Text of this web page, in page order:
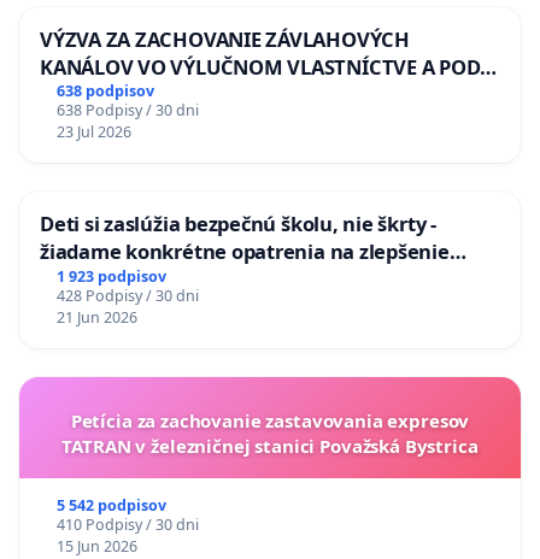
VÝZVA ZA ZACHOVANIE ZÁVLAHOVÝCH
KANÁLOV VO VÝLUČNOM VLASTNÍCTVE A POD
KONTROLOU SLOVENSKEJ REPUBLIKY & žiadosť
na riešenie zanedbaného stavu závlahových a
odvodňovacích kanálov na Slovensku
638 podpisov
638 Podpisy / 30 dni
23 Jul 2026
Deti si zaslúžia bezpečnú školu, nie škrty -
žiadame konkrétne opatrenia na zlepšenie
situácie v školstve
1 923 podpisov
428 Podpisy / 30 dni
21 Jun 2026
Petícia za zachovanie zastavovania expresov
TATRAN v železničnej stanici Považská Bystrica
5 542 podpisov
410 Podpisy / 30 dni
15 Jun 2026